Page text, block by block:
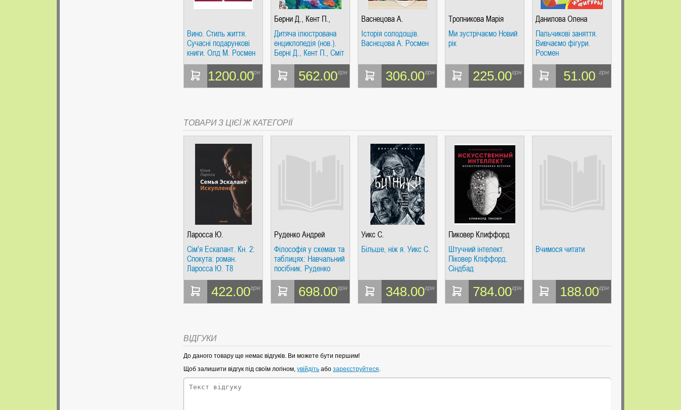
Вино. Стиль життя.
Сучасні подарункові
книги. Олд М. Росмен
1200.00грн
Берни Д., Кент П.,
Смит М., Тэ
Дитяча ілюстрована
енциклопедія (нов.).
Берні Д., Кент П., Сміт
М., Те. Росмен
562.00грн
Васнецова А.
Історія солодощів.
Васнєцова А. Росмен
306.00грн
Тропникова Марія
Ми зустрічаємо Новий
рік
225.00грн
Данилова Олена
Пальчикові заняття.
Вивчаємо фігури.
Росмен
51.00 грн
ТОВАРИ З ЦІЄЇ Ж КАТЕГОРІЇ
Ларосса Ю.
Сім'я Ескалант. Кн. 2:
Спокута: роман.
Ларосса Ю. T8
RUGRAM (Animedia
Company sro)422.00грн
Руденко Андрей
Михайлович
Філософія у схемах та
таблицях: Навчальний
посібник. Руденко
О.М. Фенікс
698.00грн
Уикс С.
Більше, ніж я. Уикс С.
348.00грн
Пиковер Клиффорд
Штучний інтелект.
Піковер Кліффорд.
Сіндбад
784.00грн
Вчимося читати
188.00грн
ВІДГУКИ
До даного товару ще немає відгуків. Ви можете бути першим!
Щоб залишити відгук під своїм логіном, увійдіть або зареєструйтеся